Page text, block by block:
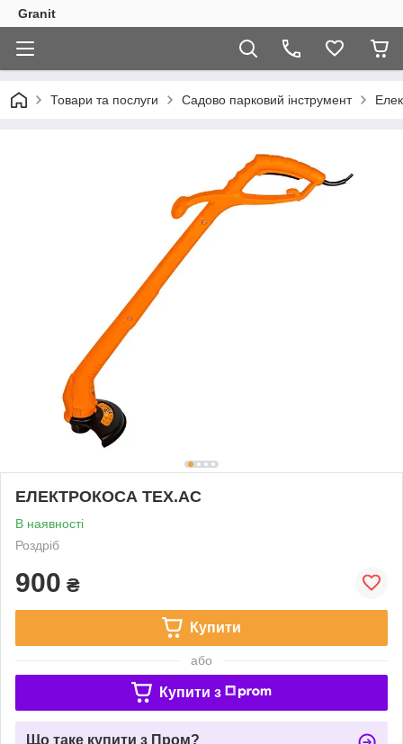
Granit
Товари та послуги Садово парковий інструмент
ЕЛЕКТРОКОСА TEX.AC
В наявності
Роздріб
900 ₴
Купити
або
Купити з
Що таке купити з Пром?